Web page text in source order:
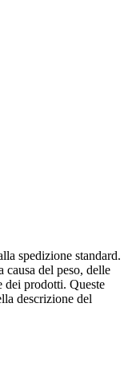
spedizione standard.
causa del peso, delle
dei prodotti. Queste
descrizione del